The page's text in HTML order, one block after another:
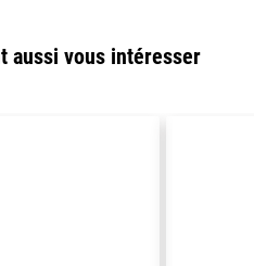
aussi vous intéresser